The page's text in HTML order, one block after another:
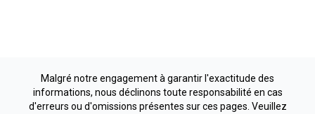
Malgré notre engagement à garantir l'exactitude des
informations, nous déclinons toute responsabilité en cas
d'erreurs ou d'omissions présentes sur ces pages. Veuillez